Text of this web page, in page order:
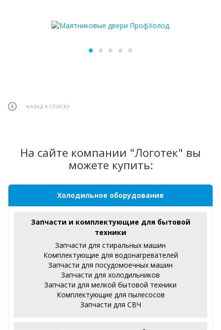
НАЗАД К СПИСКУ
На сайте компании "Логотек" вы
можете купить:
Холодильное оборудование
Запчасти и комплектующие для бытовой
техники
Запчасти для стиральных машин
Комплектующие для водонагревателей
Запчасти для посудомоечных машин
Запчасти для холодильников
Запчасти для мелкой бытовой техники
Комплектующие для пылесосов
Запчасти для СВЧ